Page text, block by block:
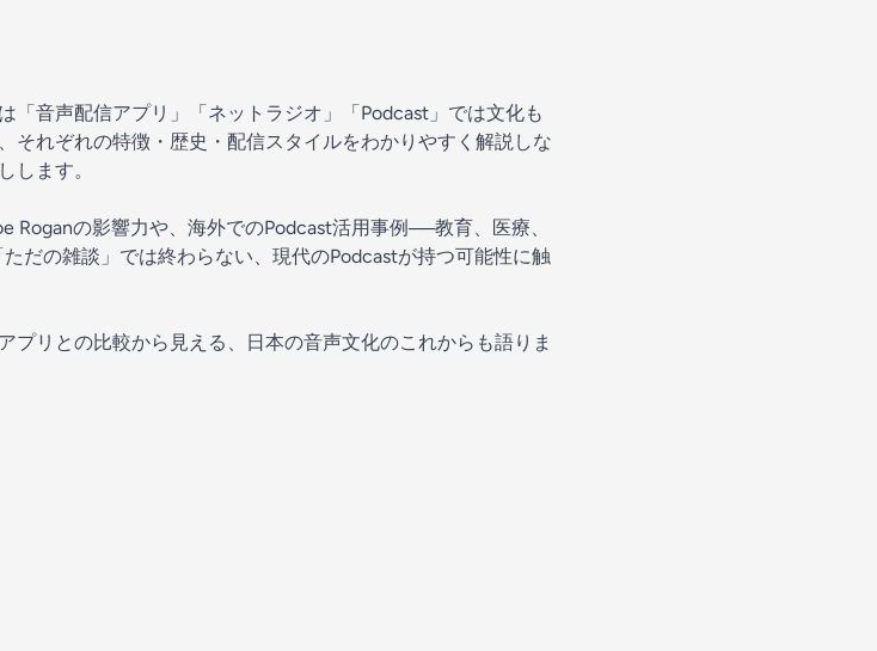
「音声配信アプリ」「ネットラジオ」「Podcast」では文化も
それぞれの特徴・歴史・配信スタイルをわかりやすく解説しな
します。
Roganの影響力や、海外でのPodcast活用事例──教育、医療、
だの雑談」では終わらない、現代のPodcastが持つ可能性に触
プリとの比較から見える、日本の音声文化のこれからも語りま